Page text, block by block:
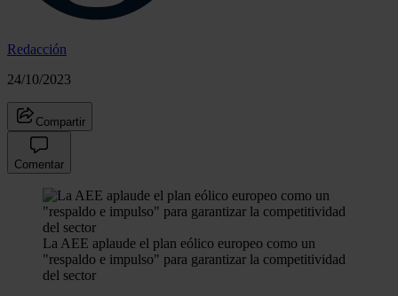
Redacción
24/10/2023
Compartir
Comentar
La AEE aplaude el plan eólico europeo como un
"respaldo e impulso" para garantizar la competitividad
del sector